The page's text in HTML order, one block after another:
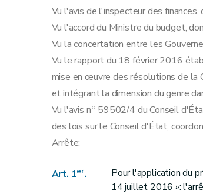
Vu l'avis de l'inspecteur des
Vu l'accord du Ministre du budget,
Vu la concertation entre les
Vu le rapport du 18 février 2016
mise en œuvre des résolutions de la
et intégrant la dimension du genre
Vu l'avis no 59502/4 du Conseil
des lois sur le Conseil d'État,
Arrête:
Art. 1er.
Pour l'application du
14 juillet 2016 »: